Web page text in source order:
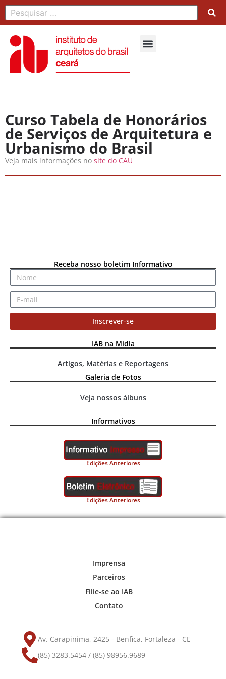
Curso Tabela de Honorários
de Serviços de Arquitetura e
Urbanismo do Brasil
Veja mais informações no site do CAU
Receba nosso boletim Informativo
Inscrever-se
IAB na Mídia
Artigos, Matérias e Reportagens
Galeria de Fotos
Veja nossos álbuns
Informativos
Edições Anteriores
Edições Anteriores
Imprensa
Parceiros
Filie-se ao IAB
Contato
Av. Carapinima, 2425 - Benfica, Fortaleza - CE
(85) 3283.5454 / (85) 98956.9689